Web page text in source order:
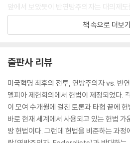
앞에서 보았듯이 반연방주의자는 대의제
기 위해서 모일 수 없는 공동체에 필요한
들였다. 그 결과 그들은 대의제도를 시민
나의 기회로 여겼다. 그들에게 대의제도는
이었다. --- p.48
연방주의자는 만일 헌법이 비준을 얻지 못
침내 독립을 상실하게 되리라고 믿었다. 이
통한 국가주권의 창출은 13개 ‘나라’들의
미한다고 주장했다. 연방주의자와 반연방
책 속으로 더보기
출판사 리뷰
미국혁명 최후의 전투, 연방주의자 vs. 반
델피아 제헌회의에서 헌법이 제정되었다.
이 모여 수개월에 걸친 토론과 타협 끝에
바로 현재 세계에서 사용되고 있는 헌법 가
방 헌법이다. 그런데 헌법을 비준하는 과